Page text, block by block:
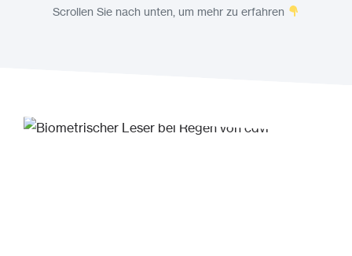
Scrollen Sie nach unten, um mehr zu erfahren